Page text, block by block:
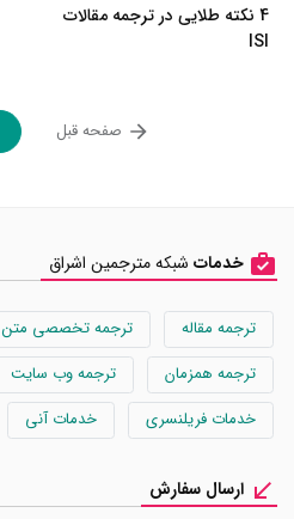
4 نکته طلایی در ترجمه مقالات
ISI
صفحه قبل
خدمات شبکه مترجمین اشراق
ترجمه مقاله ترجمه تخصصی متن
ترجمه همزمان
ترجمه وب سایت
خدمات فریلنسری
خدمات آنی
ارسال سفارش